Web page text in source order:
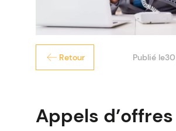
Retour Publié le
Appels d’offres